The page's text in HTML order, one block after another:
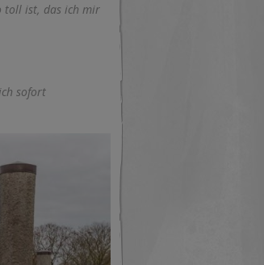
toll ist, das ich mir
sofort